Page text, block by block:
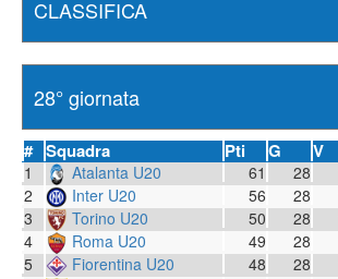
# Squadra Pti G V
1 Atalanta U20 61 28
2
Inter U20 56 28
3
Torino U20 50 28
4
Roma U20 49 28
5
Fiorentina U20 48 28